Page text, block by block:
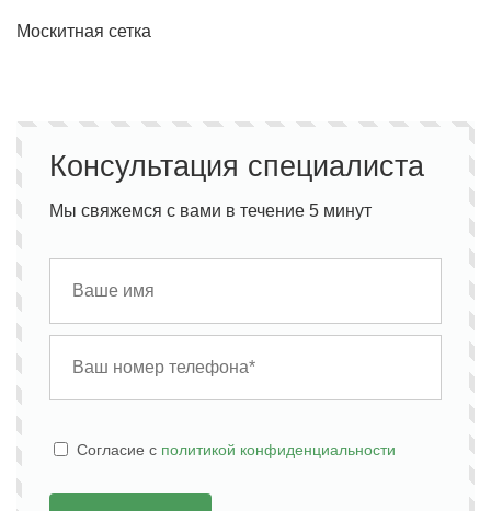
Москитная сетка
Консультация специалиста
Мы свяжемся с вами в течение 5 минут
Cогласие с политикой конфиденциальности